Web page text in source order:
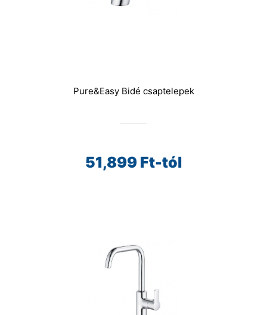
Pure&Easy Bidé csaptelepek
51,899 Ft-tól